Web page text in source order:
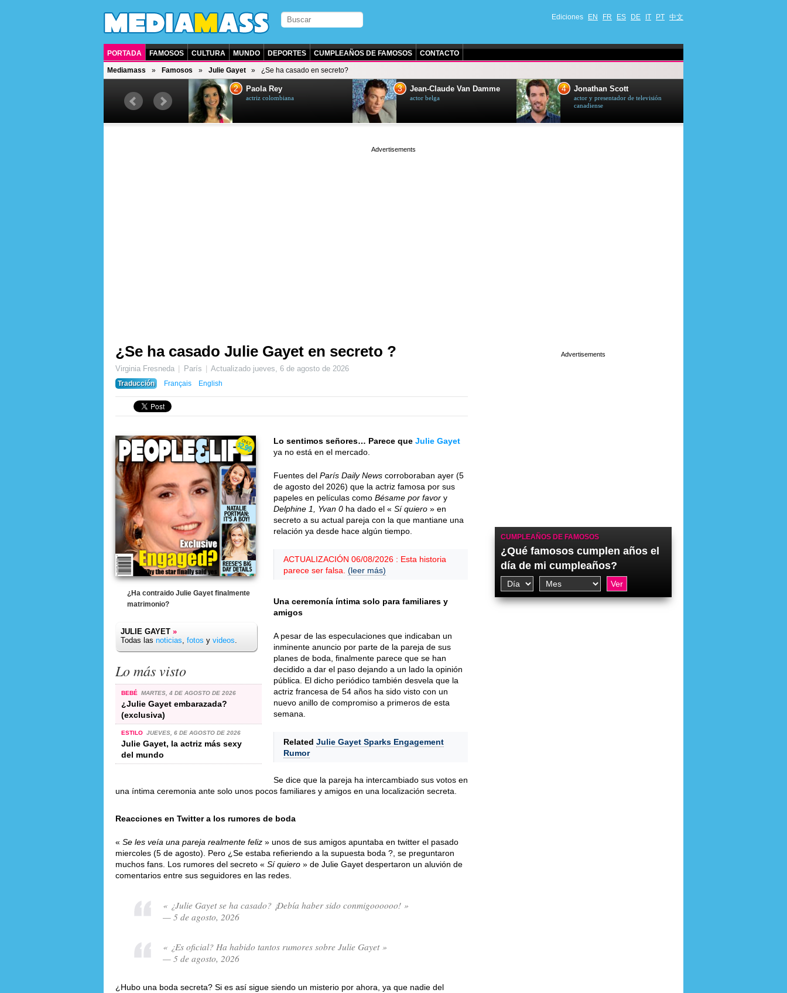
Ediciones EN FR ES DE IT PT 中文
PORTADA FAMOSOS CULTURA MUNDO DEPORTES CUMPLEAÑOS DE FAMOSOS CONTACTO
Mediamass Famosos Julie Gayet ¿Se ha casado en secreto?
actor y presentador de televisión
2 Paola Rey
actriz colombiana
3 Jean-Claude Van Damme
actor belga
4 Jonathan Scott
actor y presentador de televisión
canadiense
¿Se ha casado Julie Gayet en secreto ?
Virginia Fresneda París Actualizado jueves, 6 de agosto de 2026
Traducción
Français English
¿Ha contraido Julie Gayet finalmente
matrimonio?
JULIE GAYET »
Todas las noticias, fotos y videos.
Lo más visto
BEBÉ MARTES, 4 DE AGOSTO DE 2026
¿Julie Gayet embarazada?
(exclusiva)
ESTILO JUEVES, 6 DE AGOSTO DE 2026
Julie Gayet, la actriz más sexy
del mundo
Lo sentimos señores… Parece que Julie Gayet
ya no está en el mercado.
Fuentes del París Daily News corroboraban ayer (5
de agosto del 2026) que la actriz famosa por sus
papeles en películas como Bésame por favor y
Delphine 1, Yvan 0 ha dado el « Sí quiero » en
secreto a su actual pareja con la que mantiane una
relación ya desde hace algún tiempo.
ACTUALIZACIÓN 06/08/2026 : Esta historia
parece ser falsa. (leer más)
Una ceremonía íntima solo para familiares y
amigos
A pesar de las especulaciones que indicaban un
inminente anuncio por parte de la pareja de sus
planes de boda, finalmente parece que se han
decidido a dar el paso dejando a un lado la opinión
pública. El dicho periódico también desvela que la
actriz francesa de 54 años ha sido visto con un
nuevo anillo de compromiso a primeros de esta
semana.
Related Julie Gayet Sparks Engagement
Rumor
Se dice que la pareja ha intercambiado sus votos en
una íntima ceremonia ante solo unos pocos familiares y amigos en una localización secreta.
Reacciones en Twitter a los rumores de boda
« Se les veía una pareja realmente feliz » unos de sus amigos apuntaba en twitter el pasado
miercoles (5 de agosto). Pero ¿Se estaba refieriendo a la supuesta boda ?, se preguntaron
muchos fans. Los rumores del secreto « Sí quiero » de Julie Gayet despertaron un aluvión de
comentarios entre sus seguidores en las redes.
« ¿Julie Gayet se ha casado? ¡Debía haber sido conmigoooooo! »
— 5 de agosto, 2026
« ¿Es oficial? Ha habido tantos rumores sobre Julie Gayet »
— 5 de agosto, 2026
¿Hubo una boda secreta? Si es así sigue siendo un misterio por ahora, ya que nadie del
CUMPLEAÑOS DE FAMOSOS
¿Qué famosos cumplen años el
día de mi cumpleaños?